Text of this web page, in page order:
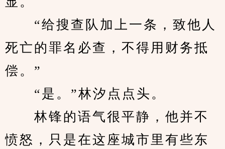
“给搜查队加上一条，致他人
死亡的罪名必查，不得用财务抵
偿。”
“是。”林汐点点头。
林锋的语气很平静，他并不
愤怒，只是在这座城市里有些东